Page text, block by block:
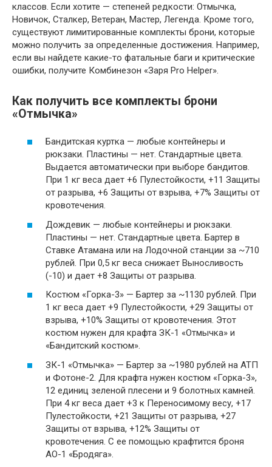
классов. Если хотите — степеней редкости: Отмычка,
Новичок, Сталкер, Ветеран, Мастер, Легенда. Кроме того,
существуют лимитированные комплекты брони, которые
можно получить за определенные достижения. Например,
если вы найдете какие-то фатальные баги и критические
ошибки, получите Комбинезон «Заря Pro Helper».
Как получить все комплекты брони
«Отмычка»
Бандитская куртка — любые контейнеры и
рюкзаки. Пластины — нет. Стандартные цвета.
Выдается автоматически при выборе бандитов.
При 1 кг веса дает +6 Пулестойкости, +11 Защиты
от разрыва, +6 Защиты от взрыва, +7% Защиты от
кровотечения.
Дождевик — любые контейнеры и рюкзаки.
Пластины — нет. Стандартные цвета. Бартер в
Ставке Атамана или на Лодочной станции за ~710
рублей. При 0,5 кг веса снижает Выносливость
(-10) и дает +8 Защиты от разрыва.
Костюм «Горка-3» — Бартер за ~1130 рублей. При
1 кг веса дает +9 Пулестойкости, +29 Защиты от
взрыва, +10% Защиты от кровотечения. Этот
костюм нужен для крафта ЗК-1 «Отмычка» и
«Бандитский костюм».
ЗК-1 «Отмычка» — Бартер за ~1980 рублей на АТП
и Фотоне-2. Для крафта нужен костюм «Горка-3»,
12 единиц зеленой плесени и 9 болотных камней.
При 4 кг веса дает +3 к Переносимому весу, +17
Пулестойкости, +21 Защиты от разрыва, +27
Защиты от взрыва, +12% Защиты от
кровотечения. С ее помощью крафтится броня
АО-1 «Бродяга».